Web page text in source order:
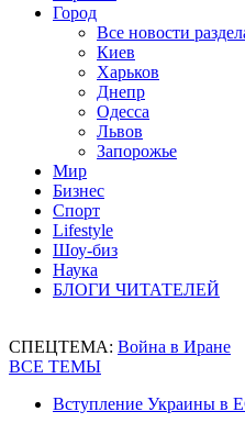
Город
Все новости
Киев
Харьков
Днепр
Одесса
Львов
Запорожье
Мир
Бизнес
Спорт
Lifestyle
Шоу-биз
Наука
БЛОГИ ЧИТАТЕЛЕЙ
СПЕЦТЕМА: Война в Иране
ВСЕ ТЕМЫ
Вступление Украины в